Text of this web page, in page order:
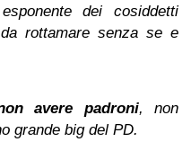
dei cosiddetti
rottamare senza se e
avere padroni, non
grande big del PD.